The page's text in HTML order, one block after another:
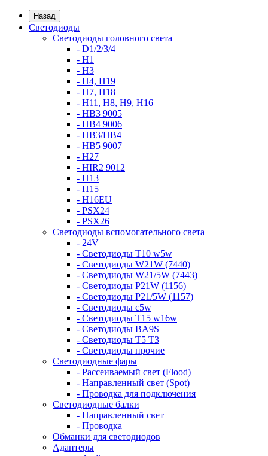
Назад
Светодиоды
Светодиоды головного света
- D1/2/3/4
- H1
- H3
- H4, H19
- H7, H18
- H11, H8, H9, H16
- HB3 9005
- HB4 9006
- HB3/HB4
- HB5 9007
- H27
- HIR2 9012
- H13
- H15
- H16EU
- PSX24
- PSX26
Светодиоды вспомогательного света
- 24V
- Светодиоды T10 w5w
- Светодиоды W21W (7440)
- Светодиоды W21/5W (7443)
- Светодиоды P21W (1156)
- Светодиоды P21/5W (1157)
- Светодиоды c5w
- Светодиоды T15 w16w
- Светодиоды BA9S
- Светодиоды T5 T3
- Светодиоды прочие
Светодиодные фары
- Рассеиваемый свет (Flood)
- Направленный свет (Spot)
- Проводка для подключения
Светодиодные балки
- Направленный свет
- Проводка
Обманки для светодиодов
Адаптеры